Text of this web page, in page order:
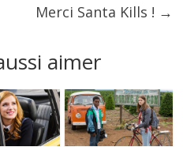
Merci Santa Kills ! →
aimer